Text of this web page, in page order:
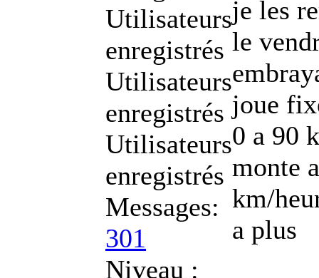
Utilisateurs
enregistrés
Utilisateurs
enregistrés
Utilisateurs
enregistrés
Messages:
301
Niveau :
je les
le
joue
0 a 90
monte
km/
a plus